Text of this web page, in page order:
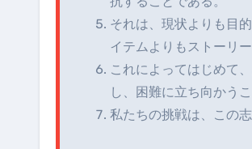
それは、現状よりも目
イテムよりもストーリ
これによってはじめて
し、困難に立ち向かう
私たちの挑戦は、この